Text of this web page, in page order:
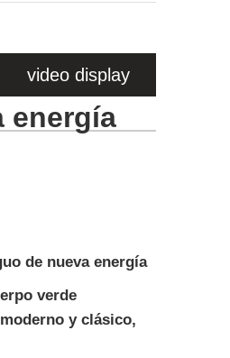
video display
energía
de nueva energía
verde
y clásico,